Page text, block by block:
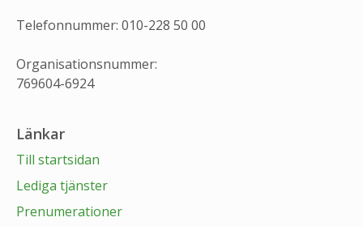
Telefonnummer: 010-228 50 00
Organisationsnummer:
769604-6924
Länkar
Till startsidan
Lediga tjänster
Prenumerationer